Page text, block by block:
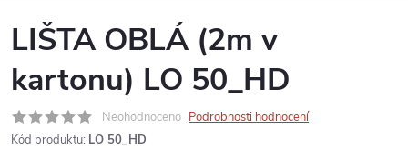
LIŠTA OBLÁ (2m v
kartonu) LO 50_HD
Neohodnoceno Podrobnosti hodnocení
Kód produktu: LO 50_HD